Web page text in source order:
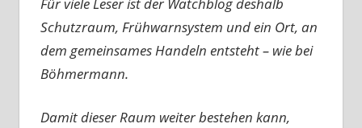
Schutzraum, Frühwarnsystem und ein Ort, an
dem gemeinsames Handeln entsteht – wie bei
Böhmermann.
Damit dieser Raum weiter bestehen kann,